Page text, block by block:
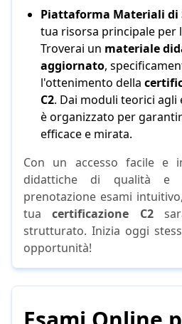
Piattaforma Materiali di
tua risorsa principale per
Troverai un materiale
aggiornato,
l'ottenimento della
C2. Dai moduli teorici
è organizzato per
efficace e mirata.
Con un accesso facile e
didattiche di qualità
prenotazione esami
tuacertificazione C2
strutturato. Inizia oggi
opportunità!